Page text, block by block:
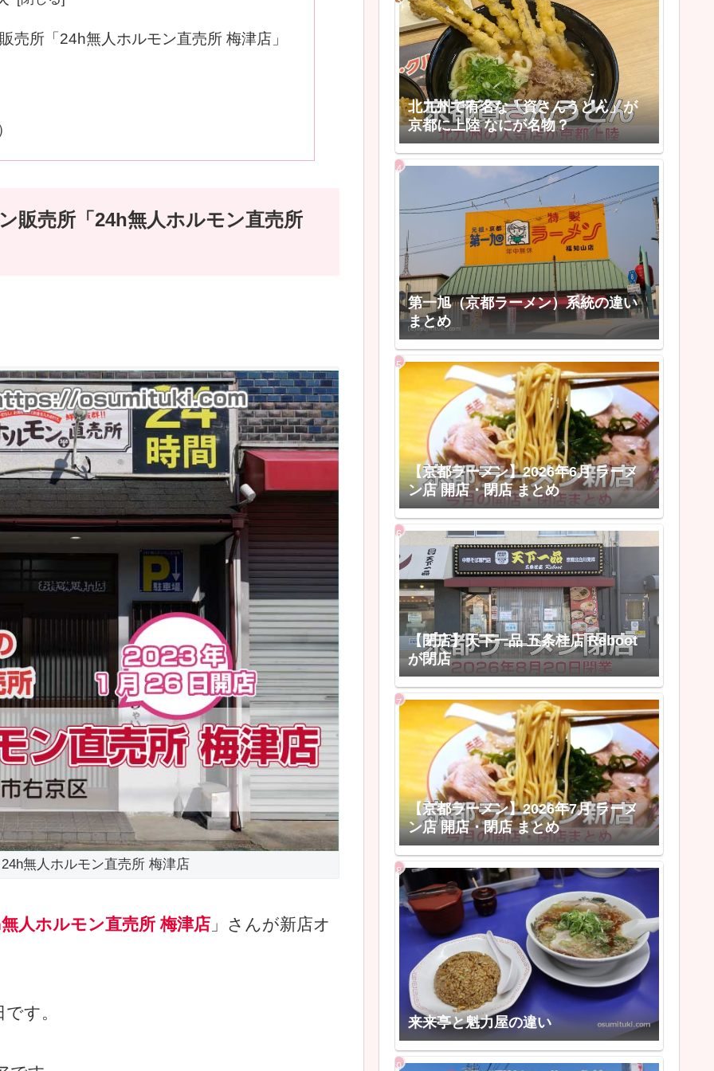
売所「24h無人ホルモン直売所 梅津店」
販売所「24h無人ホルモン直売所
無人ホルモン直売所 梅津店
人ホルモン直売所 梅津店 」さんが新店オ
す。
北九州で有名な「資さんうどん」が
京都に上陸 なにが名物？
第一旭（京都ラーメン）系統の違い
まとめ
【京都ラーメン】2026年6月 ラーメ
ン店 開店・閉店 まとめ
【閉店】天下一品 五条桂店 Reboot
が閉店
【京都ラーメン】2026年7月 ラーメ
ン店 開店・閉店 まとめ
来来亭と魁力屋の違い